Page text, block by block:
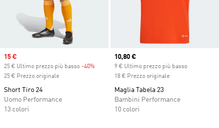
Sale price
15 €
25 € Ultimo prezzo più basso -40% Discount
25 € Prezzo originale
Short Tiro 24
Uomo Performance
13 colori
Current price
10,80 €
9 € Ultimo prezzo più basso
18 € Prezzo originale
Maglia Tabela 23
Bambini Performance
10 colori